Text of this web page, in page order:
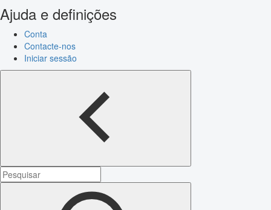
Ajuda e definições
Conta
Contacte-nos
Iniciar sessão